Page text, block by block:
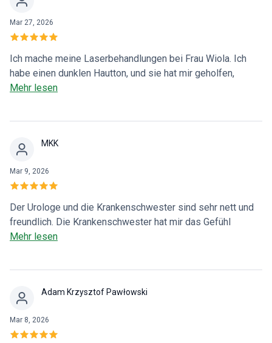
Mar 27, 2026
Ich mache meine Laserbehandlungen bei Frau Wiola. Ich
habe einen dunklen Hautton, und sie hat mir geholfen,
indem sie Sicherheit an erste Stelle gesetzt hat. Dank ihr
Mehr lesen
MKK
Mar 9, 2026
Der Urologe und die Krankenschwester sind sehr nett und
freundlich. Die Krankenschwester hat mir das Gefühl
gegeben, sehr gut betreut zu werden. Absolut
Mehr lesen
Adam Krzysztof Pawłowski
Mar 8, 2026